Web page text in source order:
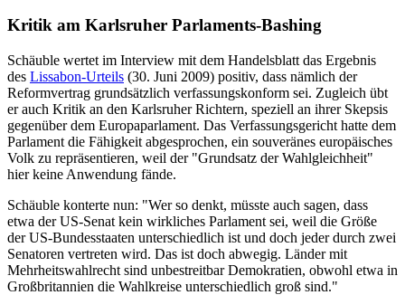
Kritik am Karlsruher Parlaments-Bashing
Schäuble wertet im Interview mit dem Handelsblatt das Ergebnis
des Lissabon-Urteils (30. Juni 2009) positiv, dass nämlich der
Reformvertrag grundsätzlich verfassungskonform sei. Zugleich übt
er auch Kritik an den Karlsruher Richtern, speziell an ihrer Skepsis
gegenüber dem Europaparlament. Das Verfassungsgericht hatte dem
Parlament die Fähigkeit abgesprochen, ein souveränes europäisches
Volk zu repräsentieren, weil der "Grundsatz der Wahlgleichheit"
hier keine Anwendung fände.
Schäuble konterte nun: "Wer so denkt, müsste auch sagen, dass
etwa der US-Senat kein wirkliches Parlament sei, weil die Größe
der US-Bundesstaaten unterschiedlich ist und doch jeder durch zwei
Senatoren vertreten wird. Das ist doch abwegig. Länder mit
Mehrheitswahlrecht sind unbestreitbar Demokratien, obwohl etwa in
Großbritannien die Wahlkreise unterschiedlich groß sind."